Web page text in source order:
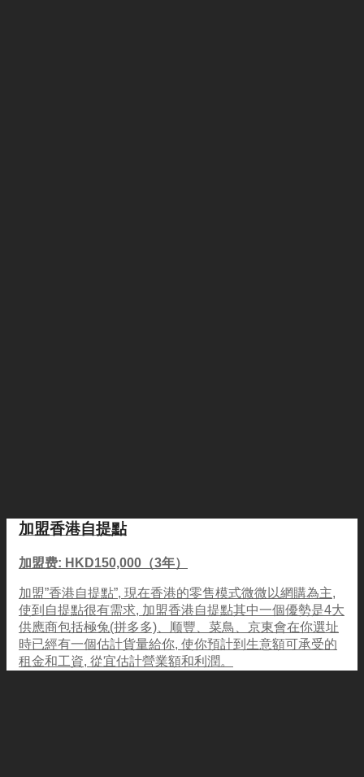
加盟香港自提點
加盟费: HKD150,000（3年）
加盟”香港自提點”, 現在香港的零售模式微微以網購為主,
使到自提點很有需求, 加盟香港自提點其中一個優勢是4大
供應商包括極兔(拼多多)、顺豐、菜鳥、京東會在你選址
時已經有一個估計貨量給你, 使你預計到生意額可承受的
租金和工資, 從宜估計營業額和利潤。